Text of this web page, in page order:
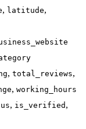
, latitude,
, total_reviews,
, working_hours
, is_verified ,